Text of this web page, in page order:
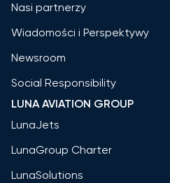
Nasi partnerzy
Wiadomości i Perspektywy
Newsroom
Social Responsibility
LUNA AVIATION GROUP
LunaJets
LunaGroup Charter
LunaSolutions